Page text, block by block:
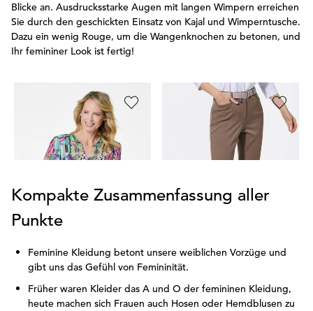
Blicke an. Ausdrucksstarke Augen mit langen Wimpern erreichen
Sie durch den geschickten Einsatz von Kajal und Wimperntusche.
Dazu ein wenig Rouge, um die Wangenknochen zu betonen, und
Ihr femininer Look ist fertig!
Druckbluse mit Patchmuster
64,95 €
Bauchweghose Adelina by Scheiter
Kompakte Zusammenfassung aller
Punkte
Feminine Kleidung betont unsere weiblichen Vorzüge und
gibt uns das Gefühl von Femininität.
Früher waren Kleider das A und O der femininen Kleidung,
heute machen sich Frauen auch Hosen oder Hemdblusen zu